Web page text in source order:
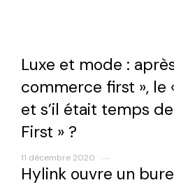
Luxe et mode :
commerce first », le
et s’il était temps
First » ?
11 décembre 2020
Hylink ouvre un